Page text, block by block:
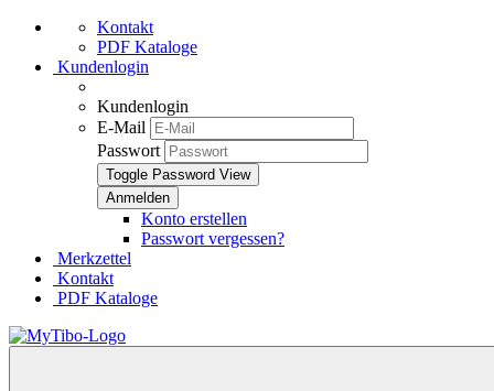
Kontakt
PDF Kataloge
Kundenlogin
Kundenlogin
E-Mail
Passwort
Toggle Password View
Konto erstellen
Passwort vergessen?
Merkzettel
Kontakt
PDF Kataloge